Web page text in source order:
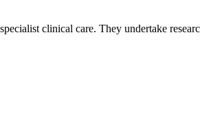
clinical care. They undertake